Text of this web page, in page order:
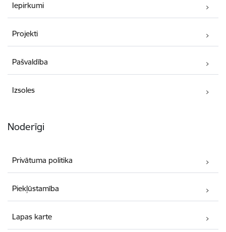
Iepirkumi
Projekti
Pašvaldība
Izsoles
Noderīgi
Privātuma politika
Piekļūstamība
Lapas karte